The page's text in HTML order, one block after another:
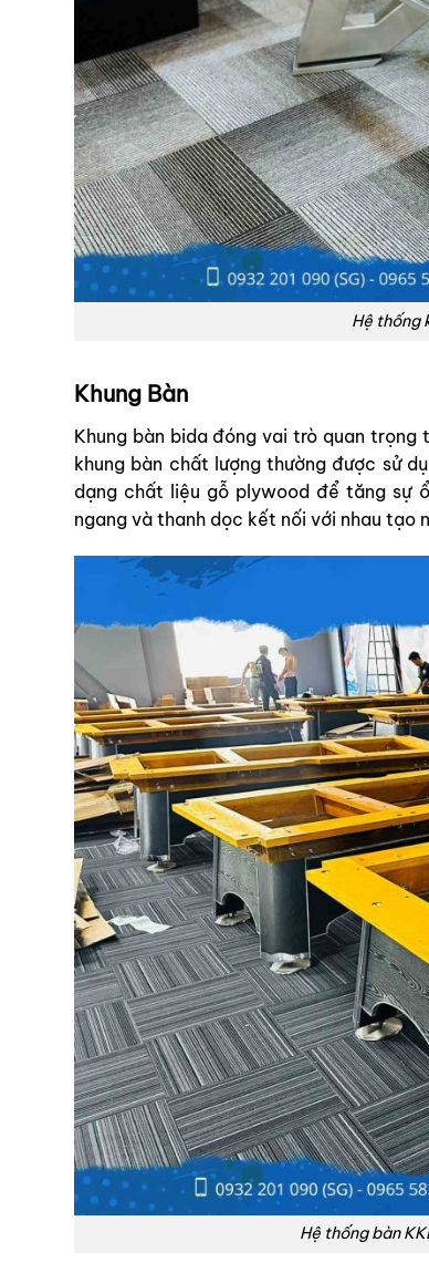
Hệ thống
Khung Bàn
Khung bàn bida đóng vai trò quan
khung bàn chất lượng thường được sử
dạng chất liệu gỗ plywood để tăng sự
ngang và thanh dọc kết nối với nhau tạo
Hệ thống bàn